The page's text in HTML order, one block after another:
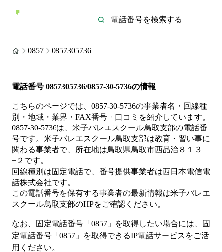
0857 0857305736
電話番号 0857305736/0857-30-5736の情報
こちらのページでは、 0857-30-5736の事業者名・回線種
別・地域・業界・FAX番号・口コミを紹介しています。
0857-30-5736は、 米子バレエスクール鳥取支部の電話番
号です。 米子バレエスクール鳥取支部は教育・習い事に
関わる事業者で、所在地は鳥取県鳥取市西品治８１３
−２ です。
回線種別は固定電話で、番号提供事業者は西日本電信電
話株式会社です。
この電話番号を保有する事業者の最新情報は米子バレエ
スクール鳥取支部のHPをご確認ください。
なお、固定電話番号「 0857 」を取得したい場合には、
固
定電話番号「 0857 」を取得できるIP電話サービス をご活
用ください。